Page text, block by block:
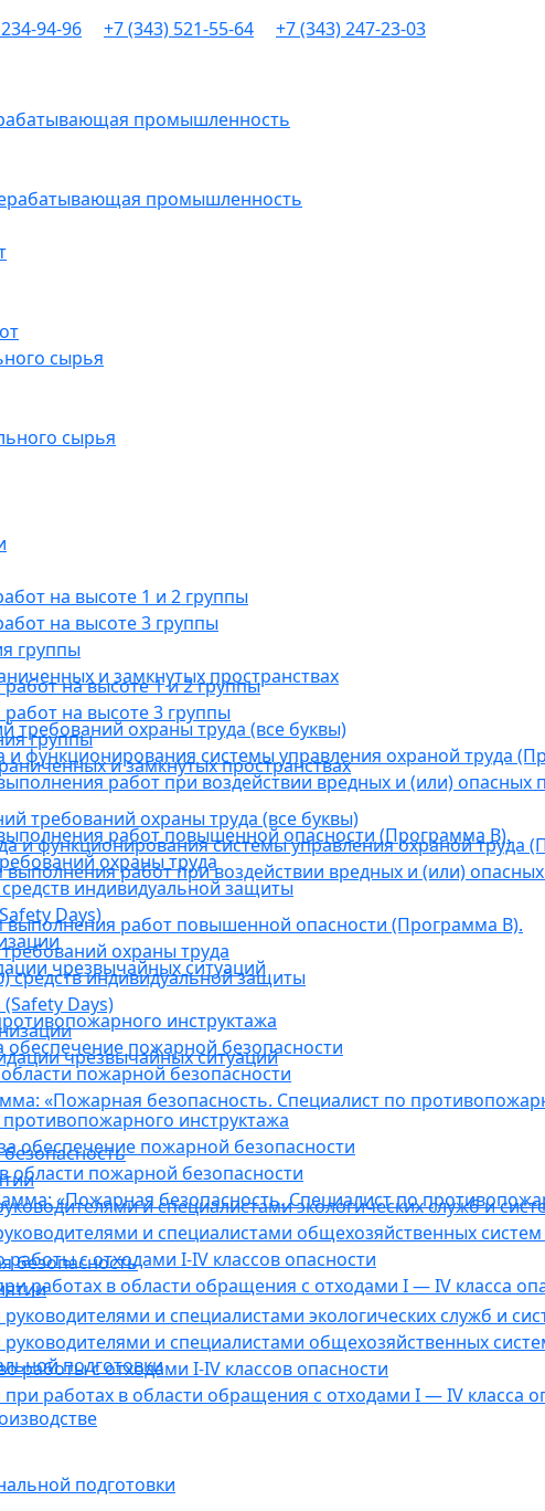
промышленность
сырья
на высоте 1 и 2 группы
на высоте 3 группы
группы
и замкнутых пространствах
требований охраны труда (все буквы)
функционирования системы управления охраной труда
работ при воздействии вредных и (или) опасных
работ повышенной опасности (Программа В).
охраны труда
индивидуальной защиты
Days)
чрезвычайных ситуаций
инструктажа
пожарной безопасности
пожарной безопасности
«Пожарная безопасность. Специалист по
и специалистами экологических служб и
и специалистами общехозяйственных
с отходами I-IV классов опасности
работах в области обращения с отходами I — IV класса
подготовки
94-96 +7 (343) 521-55-64 +7 (343) 247-23-03
промышленность
сырья
на высоте 1 и 2 группы
на высоте 3 группы
группы
и замкнутых пространствах
требований охраны труда (все буквы)
и функционирования системы управления охраной труда
работ при воздействии вредных и (или)
работ повышенной опасности (Программа В).
охраны труда
индивидуальной защиты
Days)
чрезвычайных ситуаций
инструктажа
обеспечение пожарной безопасности
пожарной безопасности
«Пожарная безопасность. Специалист по
безопасность
и специалистами экологических служб и
и специалистами общехозяйственных
работы с отходами I-IV классов опасности
работах в области обращения с отходами I — IV класса
подготовки